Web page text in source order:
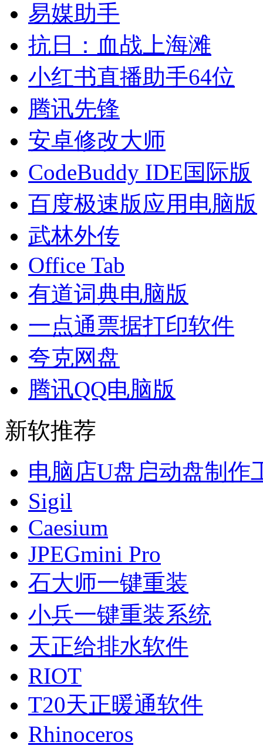
易媒助手
抗日：血战上海滩
小红书直播助手64位
腾讯先锋
安卓修改大师
CodeBuddy IDE国际版
百度极速版应用电脑版
武林外传
Office Tab
有道词典电脑版
一点通票据打印软件
夸克网盘
腾讯QQ电脑版
新软推荐
电脑店U盘启动盘制作
Sigil
Caesium
JPEGmini Pro
石大师一键重装
小兵一键重装系统
天正给排水软件
RIOT
T20天正暖通软件
Rhinoceros